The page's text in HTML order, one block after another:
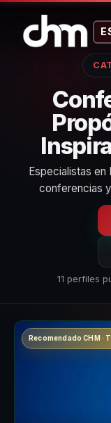
Especialistas en
conferencias
11 perfiles
Recomendado CHM ·